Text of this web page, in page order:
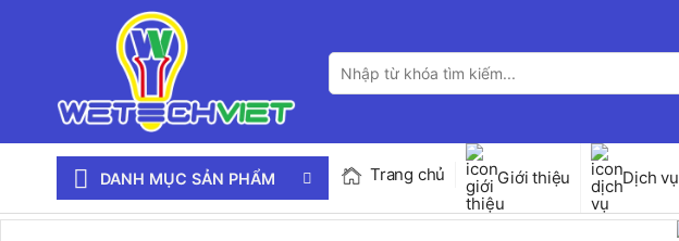
Tìm
kiếm:
DANH MỤC SẢN PHẨM Trang chủ Giới thiệu Dịch vụ